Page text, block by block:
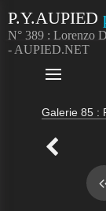
P.Y.AUPIED
N° 389 : Lorenzo
- AUPIED.NET

Galerie 85 :
